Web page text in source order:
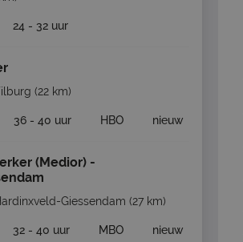
24 - 32 uur
(22 km)
36 - 40 uur HBO nieuw
(Medior) -
Giessendam (27 km)
32 - 40 uur MBO nieuw